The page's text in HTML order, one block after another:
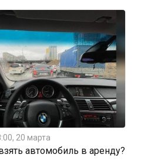
20 марта
автомобиль в аренду?